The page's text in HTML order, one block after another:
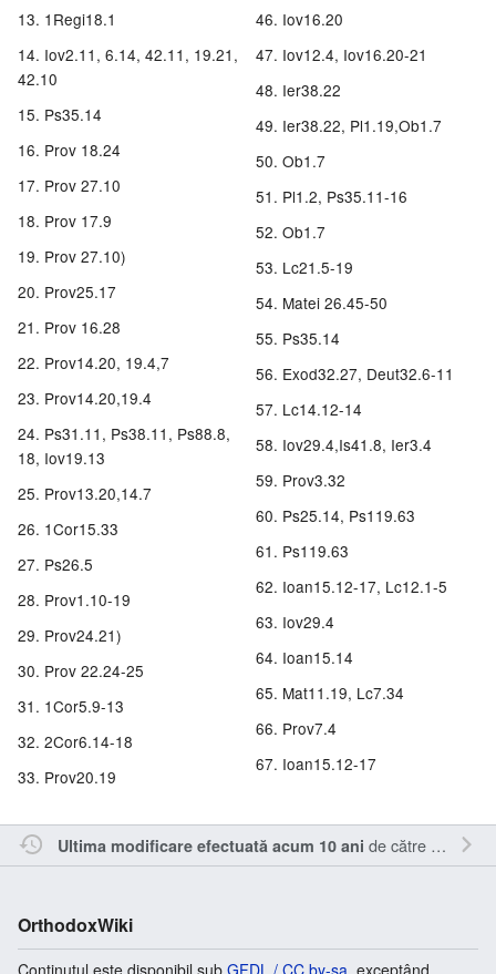
1Regi18.1
Iov2.11, 6.14, 42.11, 19.21,
42.10
Ps35.14
Prov 18.24
Prov 27.10
Prov 17.9
Prov 27.10)
Prov25.17
Prov 16.28
Prov14.20, 19.4,7
Prov14.20,19.4
Ps31.11, Ps38.11, Ps88.8,
18, Iov19.13
Prov13.20,14.7
1Cor15.33
Ps26.5
Prov1.10-19
Prov24.21)
Prov 22.24-25
1Cor5.9-13
2Cor6.14-18
Prov20.19
Iov16.20
Iov12.4, Iov16.20-21
Ier38.22
Ier38.22, Pl1.19,Ob1.7
Ob1.7
Pl1.2, Ps35.11-16
Ob1.7
Lc21.5-19
Matei 26.45-50
Ps35.14
Exod32.27, Deut32.6-11
Lc14.12-14
Iov29.4,Is41.8, Ier3.4
Prov3.32
Ps25.14, Ps119.63
Ps119.63
Ioan15.12-17, Lc12.1-5
Iov29.4
Ioan15.14
Mat11.19, Lc7.34
Prov7.4
Ioan15.12-17
Ultima modificare efectuată acum 10 ani de către
OrthodoxWiki
Conținutul este disponibil sub GFDL / CC by-sa , exceptând